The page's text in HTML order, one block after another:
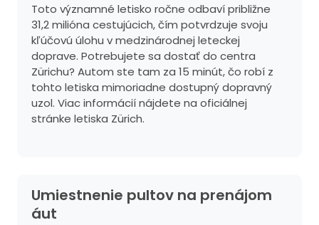
Toto významné letisko ročne odbaví približne
31,2 milióna cestujúcich, čím potvrdzuje svoju
kľúčovú úlohu v medzinárodnej leteckej
doprave. Potrebujete sa dostať do centra
Zürichu? Autom ste tam za 15 minút, čo robí z
tohto letiska mimoriadne dostupný dopravný
uzol. Viac informácií nájdete na oficiálnej
stránke letiska Zürich.
Umiestnenie pultov na prenájom
áut